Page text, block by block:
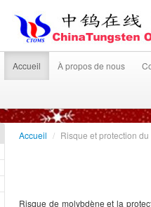
Accueil À propos de nous
Accueil / Risque et protection
Risque de molybdène et la